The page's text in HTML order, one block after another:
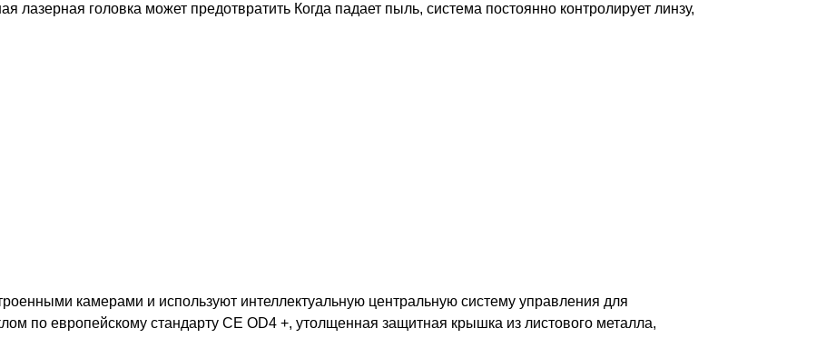
лазерная головка может предотвратить Когда падает пыль, система постоянно контролирует линзу,
камерами и используют интеллектуальную центральную систему управления для
по европейскому стандарту CE OD4 +, утолщенная защитная крышка из листового металла,